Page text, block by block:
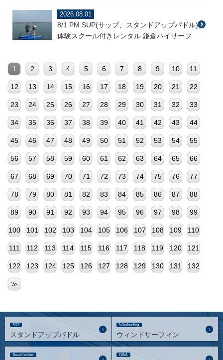
2026.08.01
8/1 PM SUP(サップ、スタンドアップパドル)
体験スクール付きレンタル 鎌倉ハイサーフ
1 2 3 4 5 6 7 8 9 10 11
12 13 14 15 16 17 18 19 20 21 22
23 24 25 26 27 28 29 30 31 32 33
34 35 36 37 38 39 40 41 42 43 44
45 46 47 48 49 50 51 52 53 54 55
56 57 58 59 60 61 62 63 64 65 66
67 68 69 70 71 72 73 74 75 76 77
78 79 80 81 82 83 84 85 86 87 88
89 90 91 92 93 94 95 96 97 98 99
100 101 102 103 104 105 106 107 108 109 110
111 112 113 114 115 116 117 118 119 120 121
122 123 124 125 126 127 128 129 130 131 132
≫
SUP
スタンドアップパドル
Windsurfing
ウィンドサーフィン
Board locker Q&A